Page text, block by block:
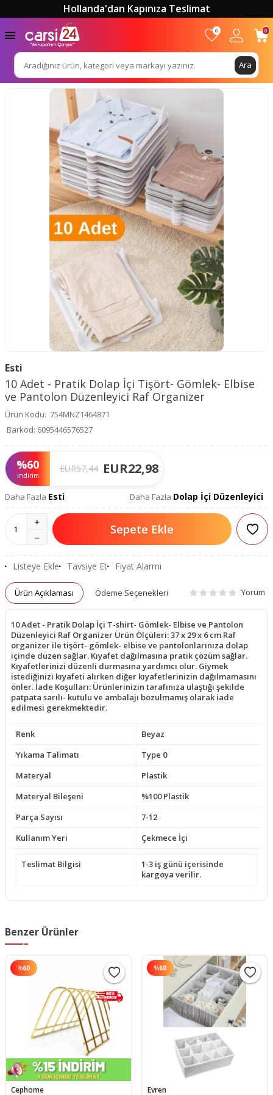
Hollanda'dan Kapınıza Teslimat
Ara
0 0
Esti
10 Adet - Pratik Dolap İçi Tişört- Gömlek- Elbise
ve Pantolon Düzenleyici Raf Organizer
Ürün Kodu: 754MNZ1464871
Barkod: 6095446576527
%60
İndirim
EUR57,44 EUR22,98
Daha Fazla Esti Daha Fazla Dolap İçi Düzenleyici
Sepete Ekle
Listeye Ekle Tavsiye Et Fiyat Alarmı
Ürün Açıklaması Ödeme Seçenekleri Yorum
10 Adet - Pratik Dolap İçi T-shirt- Gömlek- Elbise ve Pantolon
Düzenleyici Raf Organizer Ürün Ölçüleri: 37 x 29 x 6 cm Raf
organizer ile tişört- gömlek- elbise ve pantolonlarınıza dolap
içinde düzen sağlar. Kıyafet dağılmasına pratik çözüm sağlar.
Kıyafetlerinizi düzenli durmasına yardımcı olur. Giymek
istediğinizi kıyafeti alırken diğer kıyafetlerinizin dağılmamasını
önler. İade Koşulları: Ürünlerinizin tarafınıza ulaştığı şekilde
patpata sarılı- kutulu ve ambalajı bozulmamış olarak iade
edilmesi gerekmektedir.
Renk
Beyaz
Yıkama Talimatı
Type 0
Materyal
Plastik
Materyal Bileşeni
%100 Plastik
Parça Sayısı
7-12
Kullanım Yeri
Çekmece İçi
Teslimat Bilgisi
1-3 iş günü içerisinde
kargoya verilir.
Benzer Ürünler
%60
Cephome
%60
Evren